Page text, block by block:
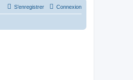
Connexion
S’enregistrer